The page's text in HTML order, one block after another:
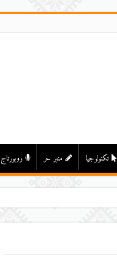
تكنولوجيا منبر حر روبورتاج